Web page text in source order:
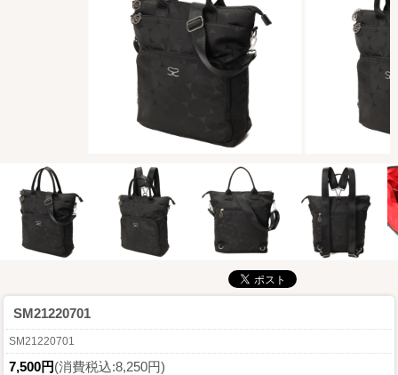
SM21220701
SM21220701
7,500円(消費税込:8,250円)